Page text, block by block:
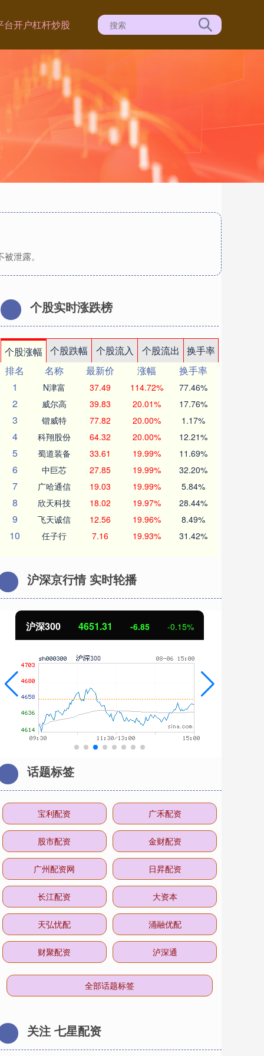
台开户杠杆炒股
泄露。
个股实时涨跌榜
个股涨幅 个股跌幅 个股流入 个股流出
换手率
排名
名称 最新价 涨幅
换手率
1
N津富 37.49 114.72% 77.46%
2 威尔高 39.83 20.01% 17.76%
3 锴威特 77.82 20.00% 1.17%
4 科翔股份 64.32 20.00% 12.21%
5 蜀道装备 33.61 19.99% 11.69%
6 中巨芯 27.85 19.99% 32.20%
7 广哈通信 19.03 19.99% 5.84%
8 欣天科技 18.02 19.97% 28.44%
9 飞天诚信 12.56 19.96% 8.49%
10 任子行 7.16 19.93% 31.42%
沪深京行情 实时轮播
北证50 1122.88 3.42
话题标签
宝利配资 广禾配资
股市配资 金财配资
广州配资网 日昇配资
长江配资 大资本
天弘忧配 涌融优配
财聚配资 泸深通
全部话题标签
关注 七星配资